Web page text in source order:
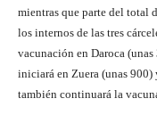
mientras que parte del total
los internos de las tres
vacunación en Daroca
iniciará en Zuera (unas 900)
también continuará la